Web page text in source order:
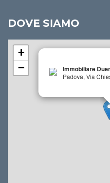
DOVE SIAMO
Immobiliare
Padova, Via
+
−